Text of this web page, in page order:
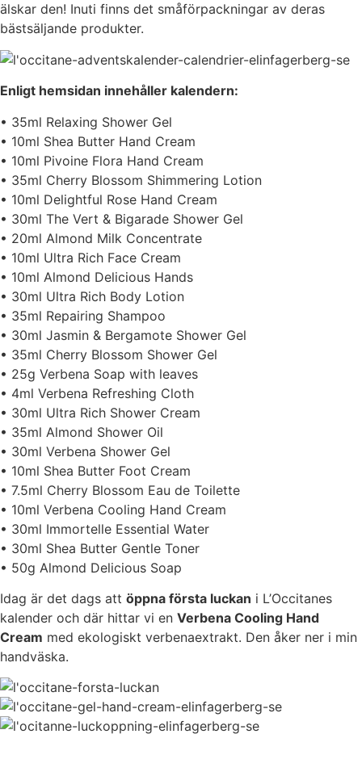
älskar den! Inuti finns det småförpackningar av deras
bästsäljande produkter.
Enligt hemsidan innehåller kalendern:
• 35ml Relaxing Shower Gel
• 10ml Shea Butter Hand Cream
• 10ml Pivoine Flora Hand Cream
• 35ml Cherry Blossom Shimmering Lotion
• 10ml Delightful Rose Hand Cream
• 30ml The Vert & Bigarade Shower Gel
• 20ml Almond Milk Concentrate
• 10ml Ultra Rich Face Cream
• 10ml Almond Delicious Hands
• 30ml Ultra Rich Body Lotion
• 35ml Repairing Shampoo
• 30ml Jasmin & Bergamote Shower Gel
• 35ml Cherry Blossom Shower Gel
• 25g Verbena Soap with leaves
• 4ml Verbena Refreshing Cloth
• 30ml Ultra Rich Shower Cream
• 35ml Almond Shower Oil
• 30ml Verbena Shower Gel
• 10ml Shea Butter Foot Cream
• 7.5ml Cherry Blossom Eau de Toilette
• 10ml Verbena Cooling Hand Cream
• 30ml Immortelle Essential Water
• 30ml Shea Butter Gentle Toner
• 50g Almond Delicious Soap
Idag är det dags att öppna första luckan i L’Occitanes
kalender och där hittar vi en Verbena Cooling Hand
Cream med ekologiskt verbenaextrakt. Den åker ner i min
handväska.